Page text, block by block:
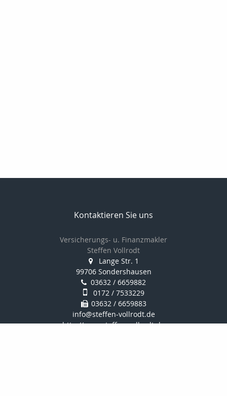
Kontaktieren Sie uns
Versicherungs- u. Finanzmakler
Steffen Vollrodt
Lange Str. 1
99706 Sondershausen
03632 / 6659882
0172 / 7533229
03632 / 6659883
info@steffen-vollrodt.de
http://www.steffen-vollrodt.de